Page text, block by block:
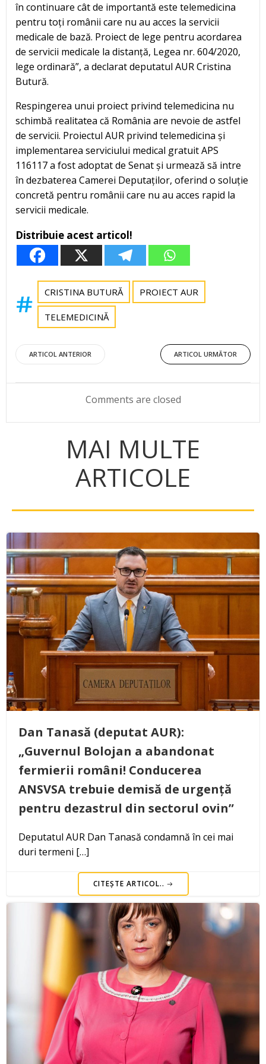
în continuare cât de importantă este telemedicina
pentru toți românii care nu au acces la servicii
medicale de bază. Proiect de lege pentru acordarea
de servicii medicale la distanță, Legea nr. 604/2020,
lege ordinară”, a declarat deputatul AUR Cristina
Butură.
Respingerea unui proiect privind telemedicina nu
schimbă realitatea că România are nevoie de astfel
de servicii. Proiectul AUR privind telemedicina și
implementarea serviciului medical gratuit APS
116117 a fost adoptat de Senat și urmează să intre
în dezbaterea Camerei Deputaților, oferind o soluție
concretă pentru românii care nu au acces rapid la
servicii medicale.
Distribuie acest articol!
CRISTINA BUTURĂ PROIECT AUR
TELEMEDICINĂ
Post
navigation
ARTICOL ANTERIOR
Post
navigation
ARTICOL URMĂTOR
Comments are closed
MAI MULTE
ARTICOLE
Dan Tanasă (deputat AUR):
„Guvernul Bolojan a abandonat
fermierii români! Conducerea
ANSVSA trebuie demisă de urgență
pentru dezastrul din sectorul ovin”
Deputatul AUR Dan Tanasă condamnă în cei mai
duri termeni […]
CITEȘTE ARTICOL..